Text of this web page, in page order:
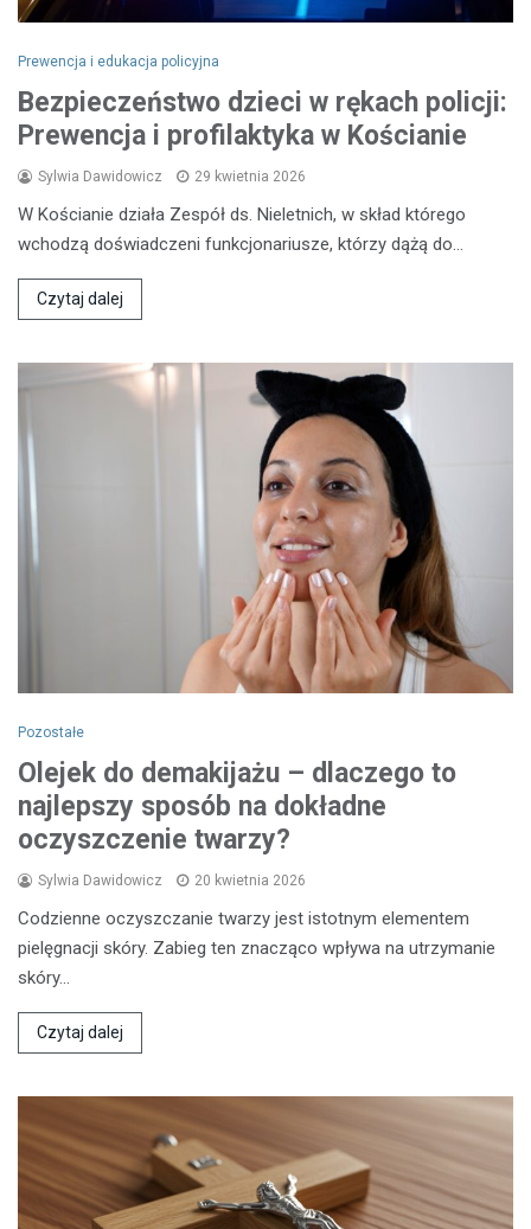
Prewencja i edukacja policyjna
Bezpieczeństwo dzieci w rękach policji:
Prewencja i profilaktyka w Kościanie
Sylwia Dawidowicz 29 kwietnia 2026
W Kościanie działa Zespół ds. Nieletnich, w skład którego
wchodzą doświadczeni funkcjonariusze, którzy dążą do…
Czytaj dalej
Pozostałe
Olejek do demakijażu – dlaczego to
najlepszy sposób na dokładne
oczyszczenie twarzy?
Sylwia Dawidowicz 20 kwietnia 2026
Codzienne oczyszczanie twarzy jest istotnym elementem
pielęgnacji skóry. Zabieg ten znacząco wpływa na utrzymanie
skóry…
Czytaj dalej